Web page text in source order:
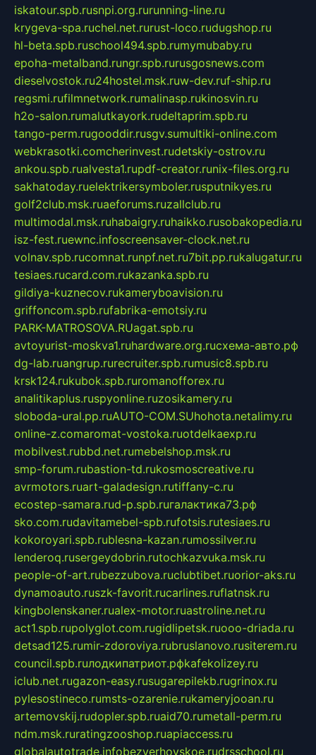
iskatour.spb.rusnpi.org.rurunning-line.ru
krygeva-spa.ruchel.net.rurust-loco.rudugshop.ru
hl-beta.spb.ruschool494.spb.rumymubaby.ru
epoha-metalband.rungr.spb.rurusgosnews.com
dieselvostok.ru24hostel.msk.ruw-dev.ruf-ship.ru
regsmi.rufilmnetwork.rumalinasp.rukinosvin.ru
h2o-salon.rumalutkayork.rudeltaprim.spb.ru
tango-perm.rugooddir.rusgv.sumultiki-online.com
webkrasotki.comcherinvest.rudetskiy-ostrov.ru
ankou.spb.rualvesta1.rupdf-creator.runix-files.org.ru
sakhatoday.ruelektrikersymboler.rusputnikyes.ru
golf2club.msk.ruaeforums.ruzallclub.ru
multimodal.msk.ruhabaigry.ruhaikko.rusobakopedia.ru
isz-fest.ruewnc.infoscreensaver-clock.net.ru
volnav.spb.rucomnat.runpf.net.ru7bit.pp.rukalugatur.ru
tesiaes.rucard.com.rukazanka.spb.ru
gildiya-kuznecov.rukameryboavision.ru
griffoncom.spb.rufabrika-emotsiy.ru
PARK-MATROSOVA.RUagat.spb.ru
avtoyurist-moskva1.ruhardware.org.ruсхема-авто.рф
dg-lab.ruangrup.rurecruiter.spb.rumusic8.spb.ru
krsk124.rukubok.spb.ruromanofforex.ru
analitikaplus.ruspyonline.ruzosikamery.ru
sloboda-ural.pp.ruAUTO-COM.SUhohota.netalimy.ru
online-z.comaromat-vostoka.ruotdelkaexp.ru
mobilvest.rubbd.net.rumebelshop.msk.ru
smp-forum.rubastion-td.rukosmoscreative.ru
avrmotors.ruart-galadesign.rutiffany-c.ru
ecostep-samara.rud-p.spb.ruгалактика73.рф
sko.com.rudavitamebel-spb.rufotsis.rutesiaes.ru
kokoroyari.spb.rublesna-kazan.rumossilver.ru
lenderoq.rusergeydobrin.rutochkazvuka.msk.ru
people-of-art.rubezzubova.ruclubtibet.ruorior-aks.ru
dynamoauto.ruszk-favorit.rucarlines.ruflatnsk.ru
kingbolenskaner.rualex-motor.ruastroline.net.ru
act1.spb.rupolyglot.com.rugidlipetsk.ruooo-driada.ru
detsad125.rumir-zdoroviya.rubruslanovo.rusiterem.ru
council.spb.ruлодкипатриот.рфkafekolizey.ru
iclub.net.rugazon-easy.rusugarepilekb.rugrinox.ru
pylesostineco.rumsts-ozarenie.rukameryjooan.ru
artemovskij.rudopler.spb.ruaid70.rumetall-perm.ru
ndm.msk.ruratingzooshop.ruapiaccess.ru
globalautotrade.infobezverhovskoe.rudrsschool.ru